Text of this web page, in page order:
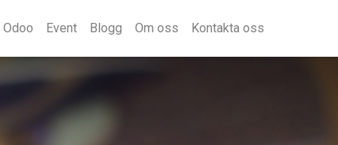
Odoo Event Blogg Om oss Kontakta oss